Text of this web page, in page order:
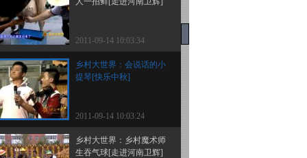
2011-09-14 10:03:34
乡村大世界：会说话的小
提琴[快乐中秋]
2011-09-14 10:03:24
乡村大世界：乡村魔术师
生吞气球[走进河南卫辉]